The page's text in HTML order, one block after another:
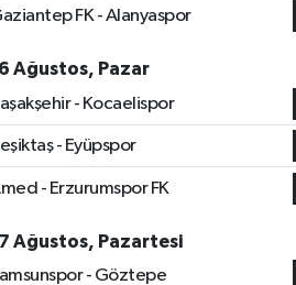
FK - Alanyaspor
Ağustos, Pazar
- Kocaelispor
- Eyüpspor
- Erzurumspor FK
Ağustos, Pazartesi
- Göztepe